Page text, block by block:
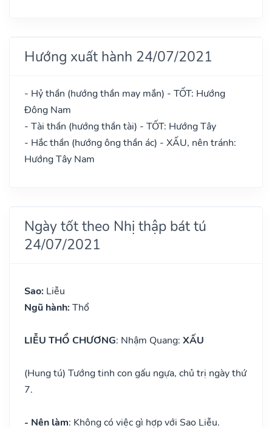
Hướng xuất hành 24/07/2021
- Hỷ thần (hướng thần may mắn) - TỐT: Hướng
Đông Nam
- Tài thần (hướng thần tài) - TỐT: Hướng Tây
- Hắc thần (hướng ông thần ác) - XẤU, nên tránh:
Hướng Tây Nam
Ngày tốt theo Nhị thập bát tú
24/07/2021
Sao: Liễu
Ngũ hành: Thổ
LIỄU THỔ CHƯƠNG: Nhậm Quang: XẤU
(Hung tú) Tướng tinh con gấu ngựa, chủ trị ngày thứ
7.
- Nên làm: Không có việc gì hợp với Sao Liễu.